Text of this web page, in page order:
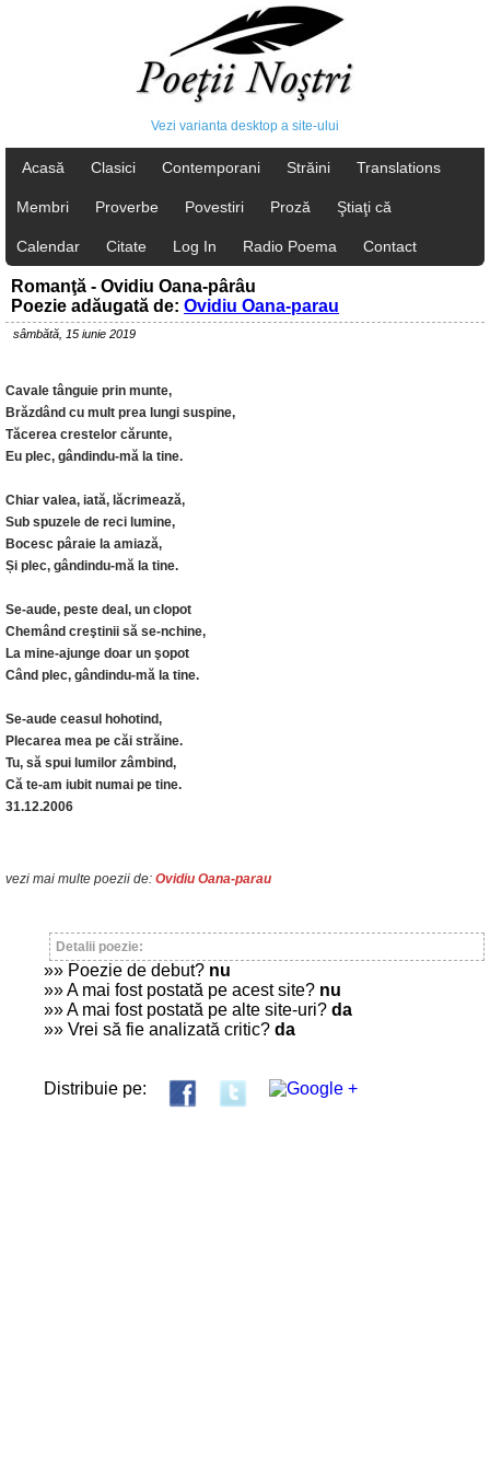
Vezi varianta desktop a site-ului
Acasă Clasici Contemporani Străini Translations
Membri Proverbe Povestiri Proză Ştiaţi că
Calendar Citate Log In Radio Poema Contact
Romanţă - Ovidiu Oana-pârâu
Poezie adăugată de: Ovidiu Oana-parau
sâmbătă, 15 iunie 2019
Cavale tânguie prin munte,
Brăzdând cu mult prea lungi suspine,
Tăcerea crestelor cărunte,
Eu plec, gândindu-mă la tine.
Chiar valea, iată, lăcrimează,
Sub spuzele de reci lumine,
Bocesc pâraie la amiază,
Și plec, gândindu-mă la tine.
Se-aude, peste deal, un clopot
Chemând creştinii să se-nchine,
La mine-ajunge doar un şopot
Când plec, gândindu-mă la tine.
Se-aude ceasul hohotind,
Plecarea mea pe căi străine.
Tu, să spui lumilor zâmbind,
Că te-am iubit numai pe tine.
31.12.2006
vezi mai multe poezii de: Ovidiu Oana-parau
Detalii poezie:
»» Poezie de debut? nu
»» A mai fost postată pe acest site? nu
»» A mai fost postată pe alte site-uri? da
»» Vrei să fie analizată critic? da
Distribuie pe: